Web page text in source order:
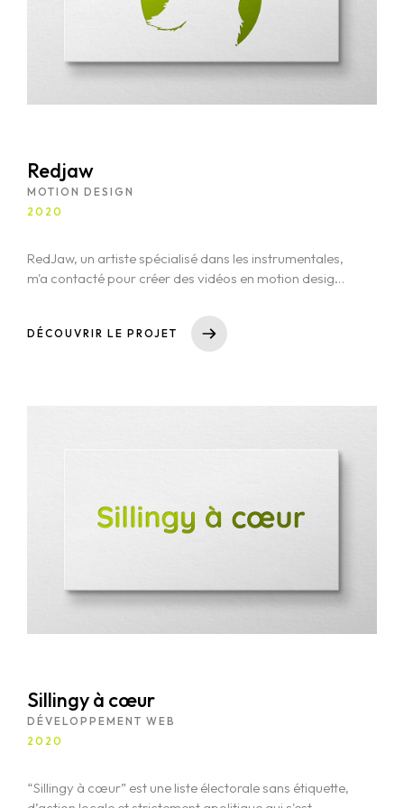
Redjaw
MOTION DESIGN
2020
RedJaw, un artiste spécialisé dans les instrumentales,
m'a contacté pour créer des vidéos en motion design
synchroniser les animations avec le rythme de la
musique en utilisant After Effects, afin de renforcer
DÉCOUVRIR LE PROJET
Sillingy à cœur
DÉVELOPPEMENT WEB
2020
“Sillingy à cœur” est une liste électorale sans étiquette,